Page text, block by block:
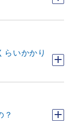
らいかかり
？